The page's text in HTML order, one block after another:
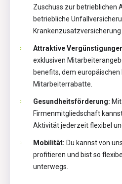
Zuschuss zur betrieblichen
betriebliche
Attraktive
exklusiven
benefits, dem
Mitarbeiterrabatte.
Gesundheitsförderung:
Firmenmitgliedschaft
Aktivität jederzeit flexibel
Mobilität: Du kannst von
profitieren und bist so
unterwegs.